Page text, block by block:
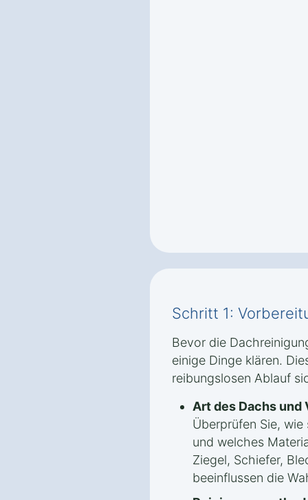
Schritt 1:
Bevor die
einige Dinge klären.
reibungslosen Ablauf
Art des Dachs
Überprüfen Sie,
und welches
Ziegel, Schiefer,
beeinflussen die